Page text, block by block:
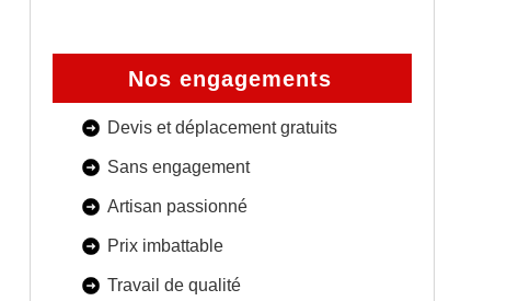
Nos engagements
Devis et déplacement gratuits
Sans engagement
Artisan passionné
Prix imbattable
Travail de qualité